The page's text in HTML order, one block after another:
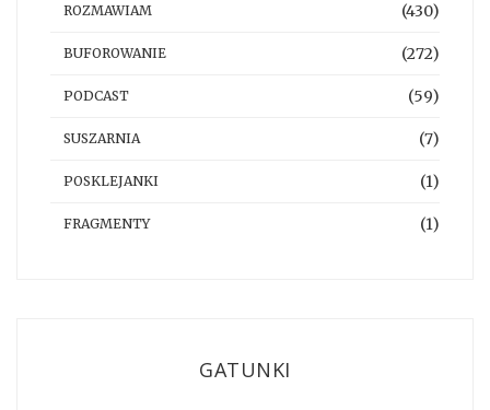
ROZMAWIAM (430)
BUFOROWANIE (272)
PODCAST (59)
SUSZARNIA (7)
POSKLEJANKI (1)
FRAGMENTY (1)
GATUNKI